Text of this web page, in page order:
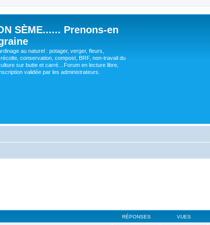
SÈME...... Prenons-en
au naturel : potager, verger, fleurs,
conservation, compost, BRF, non-travail du
sur butte et carré…Forum en lecture libre,
validée par les administrateurs.
RÉPONSES VUES